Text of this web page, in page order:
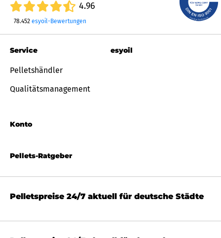
4.96
78.452 esyoil-Bewertungen
Pellets-Ratgeber
Service
Pelletshändler
Qualitätsmanagement
Konto
esyoil
Pelletspreise 24/7 aktuell für deutsche Städte